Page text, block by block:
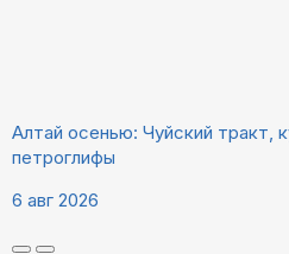
Алтай осенью: Чуйский тракт,
петроглифы
6 авг 2026